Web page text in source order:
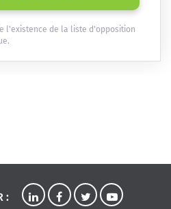
l'existence de la liste d'opposition
: